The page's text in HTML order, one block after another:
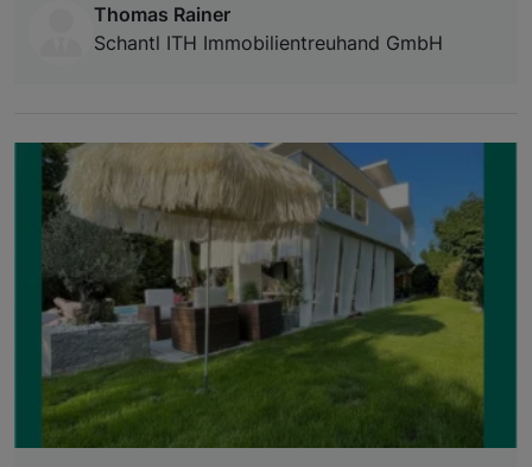
Thomas Rainer
Schantl ITH Immobilientreuhand GmbH